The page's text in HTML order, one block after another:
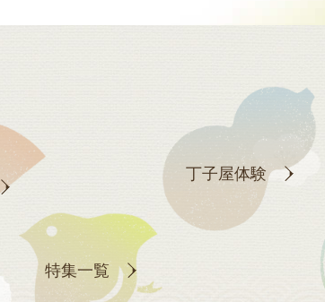
特集一覧
丁子屋体験